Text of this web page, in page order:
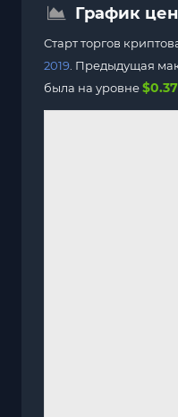
График
Старт торгов
2019 . Предыдущая
была на уровне